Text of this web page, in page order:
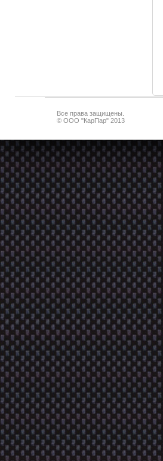
Все права защищены.
© ООО "КарПар" 2013